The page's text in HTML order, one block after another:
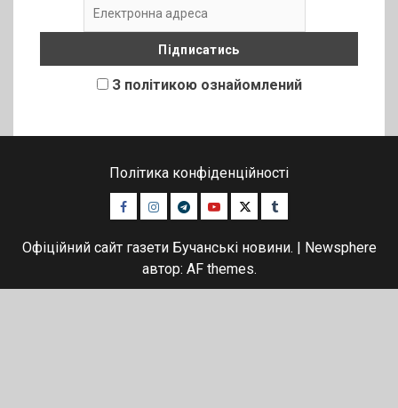
З політикою ознайомлений
Політика конфіденційності
Facebook
Instagram
TelegramYoutubeTwitterTumblr
Офіційний сайт газети Бучанські новини. | Newsphere
автор: AF themes.